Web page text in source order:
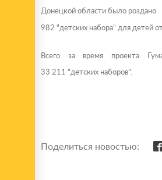
Донецкой области было роздано
982 "детских набора" для детей
Всего за время проекта
33 211 "детских наборов".
Поделиться новостью: